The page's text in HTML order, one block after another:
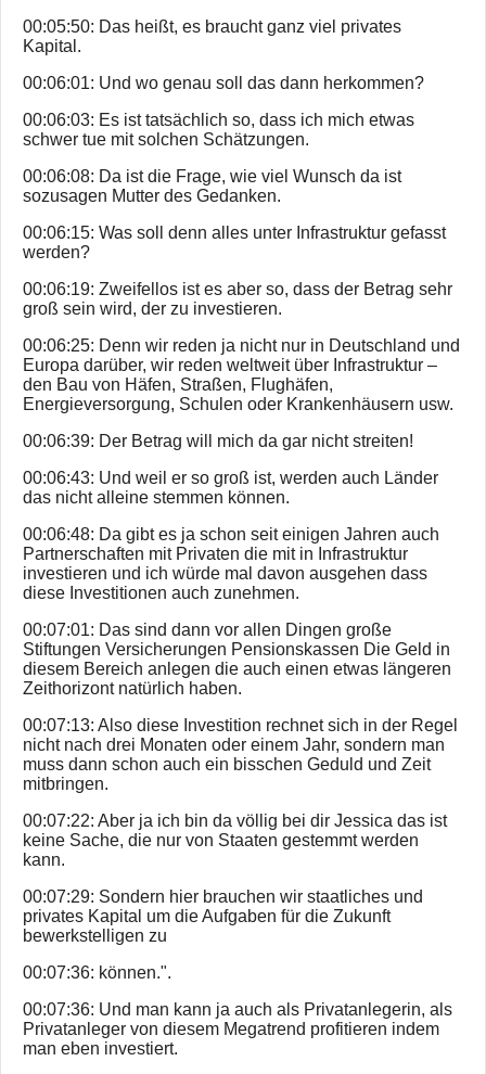
00:05:50: Das heißt, es braucht ganz viel privates
Kapital.
00:06:01: Und wo genau soll das dann herkommen?
00:06:03: Es ist tatsächlich so, dass ich mich etwas
schwer tue mit solchen Schätzungen.
00:06:08: Da ist die Frage, wie viel Wunsch da ist
sozusagen Mutter des Gedanken.
00:06:15: Was soll denn alles unter Infrastruktur gefasst
werden?
00:06:19: Zweifellos ist es aber so, dass der Betrag sehr
groß sein wird, der zu investieren.
00:06:25: Denn wir reden ja nicht nur in Deutschland und
Europa darüber, wir reden weltweit über Infrastruktur –
den Bau von Häfen, Straßen, Flughäfen,
Energieversorgung, Schulen oder Krankenhäusern usw.
00:06:39: Der Betrag will mich da gar nicht streiten!
00:06:43: Und weil er so groß ist, werden auch Länder
das nicht alleine stemmen können.
00:06:48: Da gibt es ja schon seit einigen Jahren auch
Partnerschaften mit Privaten die mit in Infrastruktur
investieren und ich würde mal davon ausgehen dass
diese Investitionen auch zunehmen.
00:07:01: Das sind dann vor allen Dingen große
Stiftungen Versicherungen Pensionskassen Die Geld in
diesem Bereich anlegen die auch einen etwas längeren
Zeithorizont natürlich haben.
00:07:13: Also diese Investition rechnet sich in der Regel
nicht nach drei Monaten oder einem Jahr, sondern man
muss dann schon auch ein bisschen Geduld und Zeit
mitbringen.
00:07:22: Aber ja ich bin da völlig bei dir Jessica das ist
keine Sache, die nur von Staaten gestemmt werden
kann.
00:07:29: Sondern hier brauchen wir staatliches und
privates Kapital um die Aufgaben für die Zukunft
bewerkstelligen zu
00:07:36: können.".
00:07:36: Und man kann ja auch als Privatanlegerin, als
Privatanleger von diesem Megatrend profitieren indem
man eben investiert.